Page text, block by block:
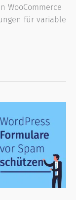
WooCommerce
für variable